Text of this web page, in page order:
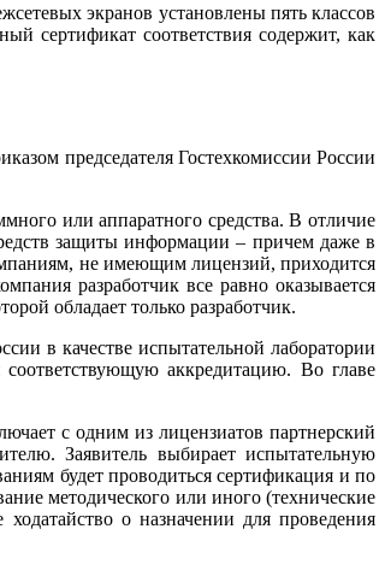
экранов установлены пять классов
сертификат соответствия содержит, как
председателя Гостехкомиссии России
или аппаратного средства. В отличие
защиты информации – причем даже в
не имеющим лицензий, приходится
разработчик все равно оказывается
обладает только разработчик.
в качестве испытательной лаборатории
аккредитацию. Во главе
с одним из лицензиатов партнерский
Заявитель выбирает испытательную
будет проводиться сертификация и по
методического или иного (технические
о назначении для проведения